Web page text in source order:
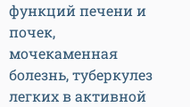
функций печени и
почек,
мочекаменная
болезнь, туберкулез
легких в активной